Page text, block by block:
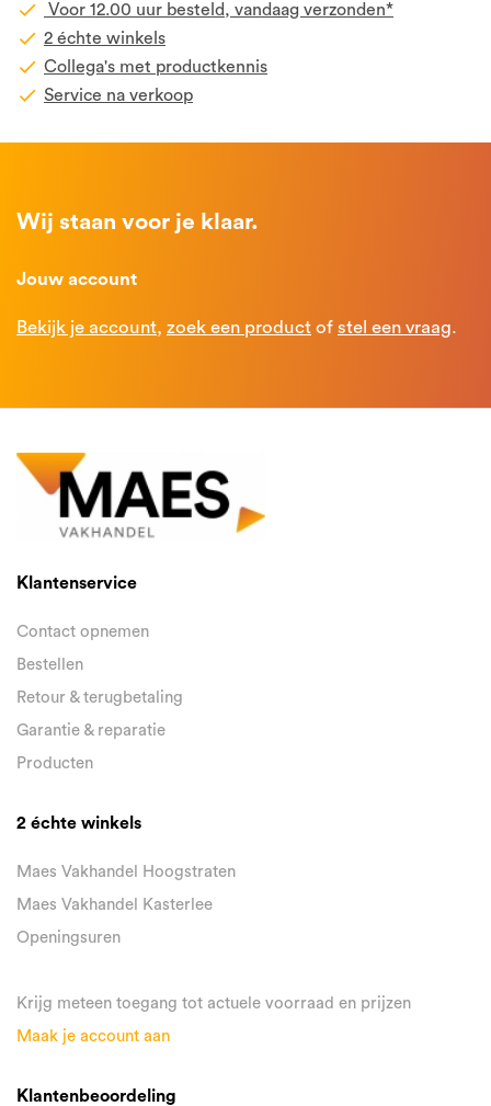
Voor 12.00 uur besteld, vandaag verzonden*
2 échte winkels
Collega's met productkennis
Service na verkoop
Wij staan voor je klaar.
Jouw account
Bekijk je account, zoek een product of stel een vraag.
Klantenservice
Contact opnemen
Bestellen
Retour & terugbetaling
Garantie & reparatie
Producten
2 échte winkels
Maes Vakhandel Hoogstraten
Maes Vakhandel Kasterlee
Openingsuren
Krijg meteen toegang tot actuele voorraad en prijzen
Maak je account aan
Klantenbeoordeling